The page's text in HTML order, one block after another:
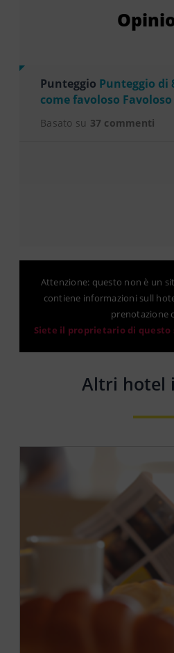
Punteggio Punteggio di
come favoloso Favoloso
Basato su 37 commenti
Attenzione: questo non è un
contiene informazioni sull
prenotazione
Siete il proprietario di questo
Altri hotel